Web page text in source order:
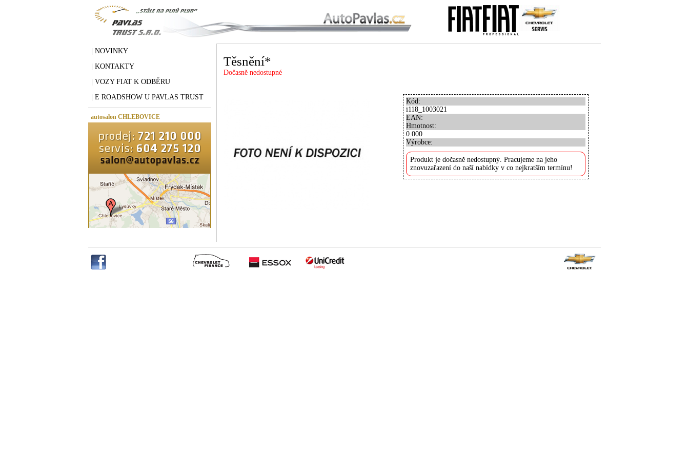
| NOVINKY
| KONTAKTY
| VOZY FIAT K ODBĚRU
| E ROADSHOW U PAVLAS TRUST
autosalon CHLEBOVICE
Těsnění*
Dočasně nedostupné
Kód:
i118_1003021
EAN:
Hmotnost:
0.000
Výrobce:
Produkt je dočasně nedostupný. Pracujeme na jeho
znovuzařazení do naší nabídky v co nejkratším termínu!